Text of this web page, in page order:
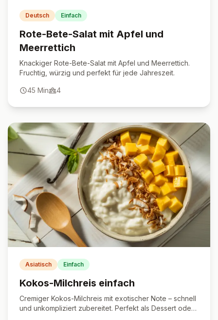
Deutsch Einfach
Rote-Bete-Salat mit Apfel und
Meerrettich
Knackiger Rote-Bete-Salat mit Apfel und Meerrettich.
Fruchtig, würzig und perfekt für jede Jahreszeit.
45 Min 4
Asiatisch Einfach
Kokos-Milchreis einfach
Cremiger Kokos-Milchreis mit exotischer Note – schnell
und unkompliziert zubereitet. Perfekt als Dessert oder